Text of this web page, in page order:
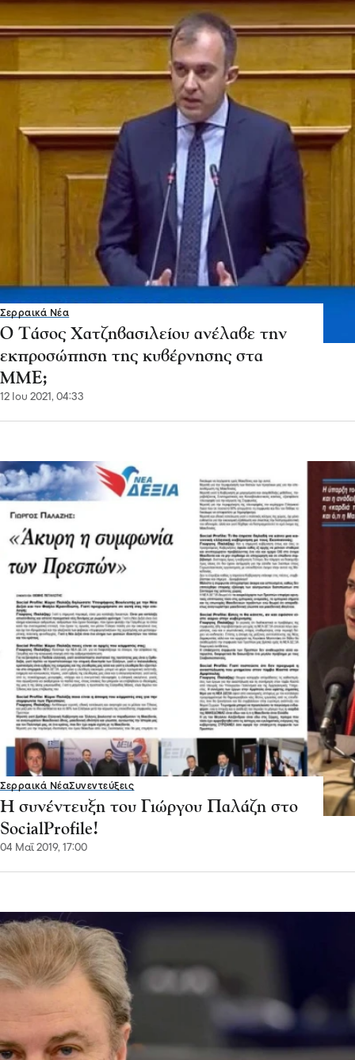
Σερραικά Νέα
Ο Τάσος Χατζηβασιλείου ανέλαβε την
εκπροσώπηση της κυβέρνησης στα
ΜΜΕ;
12 Ιου 2021, 04:33
Σερραικά ΝέαΣυνεντεύξεις
Η συνέντευξη του Γιώργου Παλάζη στο
SocialProfile!
04 Μαΐ 2019, 17:00